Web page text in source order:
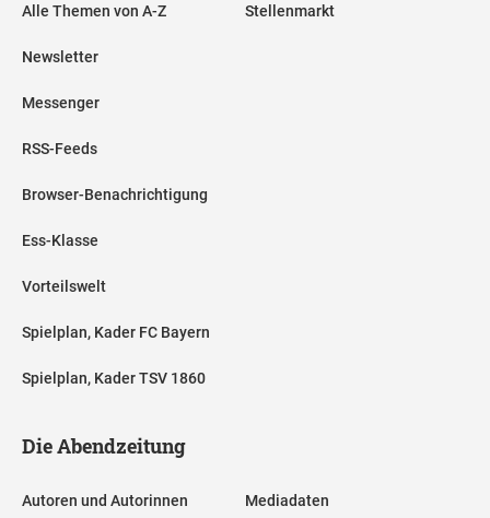
Alle Themen von A-Z
Newsletter
Messenger
RSS-Feeds
Browser-Benachrichtigung
Ess-Klasse
Vorteilswelt
Spielplan, Kader FC Bayern
Spielplan, Kader TSV 1860
Stellenmarkt
Die Abendzeitung
Autoren und Autorinnen Mediadaten